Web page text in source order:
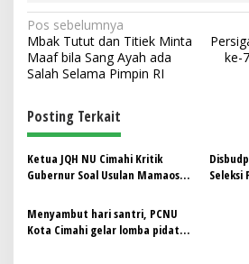
N
a
v
i
g
a
s
i
p
Pos sebelumnya
Mbak Tutut dan Titiek Minta
Maaf bila Sang Ayah ada
Salah Selama Pimpin RI
ke-
Posting Terkait
Ketua JQH NU Cimahi Kritik
Gubernur Soal Usulan Mamaos
Seleksi
Menyambut hari santri, PCNU
Kota Cimahi gelar lomba pidato